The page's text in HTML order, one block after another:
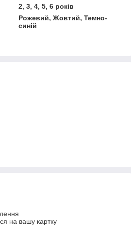
2, 3, 4, 5, 6 років
Рожевий, Жовтий, Темно-
синій
на вашу картку